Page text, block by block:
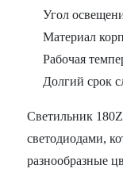
Угол
Материал
Рабочая
Долгий срок
Светильник
светодиодами,
разнообразные